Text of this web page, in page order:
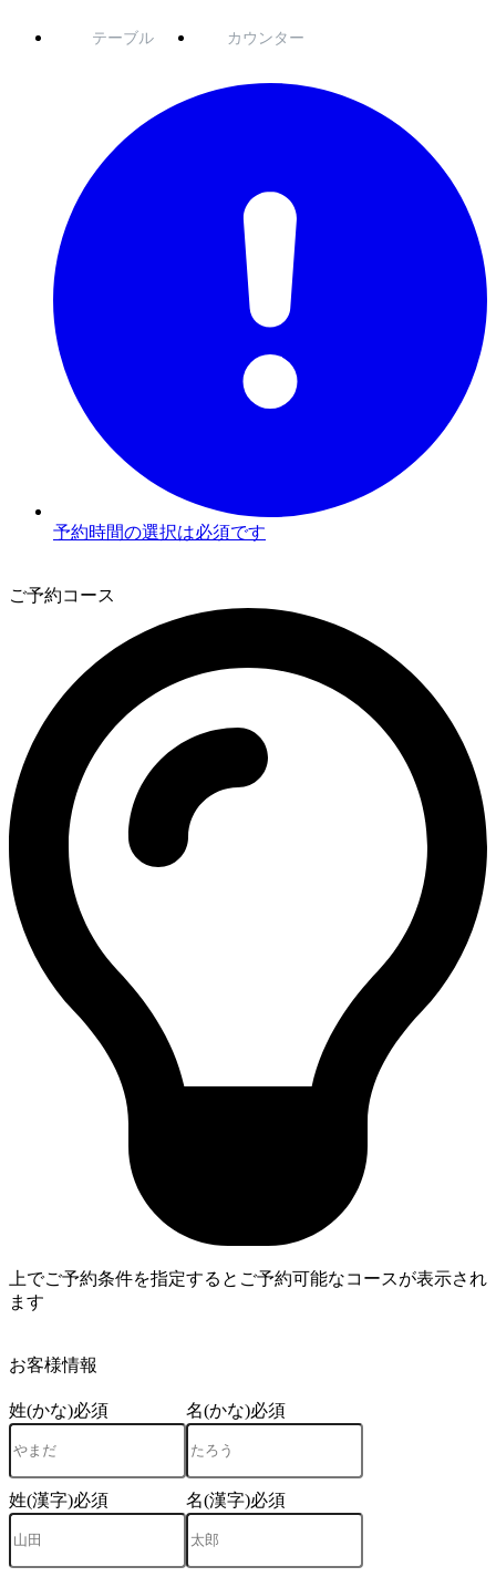
テーブル カウンター
予約時間の選択は必須です
ご予約コース
上でご予約条件を指定するとご予約可能なコースが表示され
ます
お客様情報
姓(かな)必須 名(かな)必須
姓(漢字)必須 名(漢字)必須